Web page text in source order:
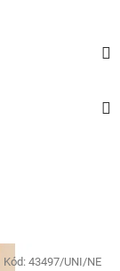
Kód: 43497/UNI/NE